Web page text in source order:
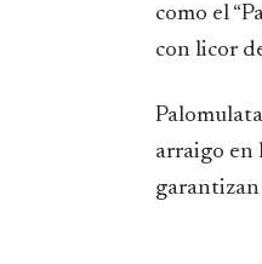
como el
con licor
arraigo en